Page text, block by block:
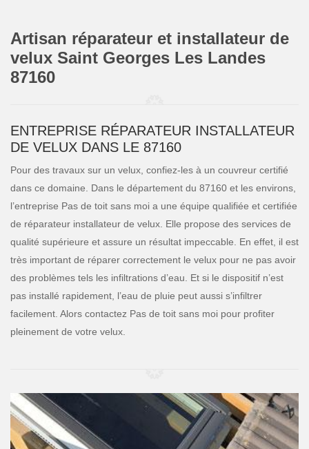
Artisan réparateur et installateur de
velux Saint Georges Les Landes
87160
ENTREPRISE RÉPARATEUR INSTALLATEUR
DE VELUX DANS LE 87160
Pour des travaux sur un velux, confiez-les à un couvreur certifié
dans ce domaine. Dans le département du 87160 et les environs,
l’entreprise Pas de toit sans moi a une équipe qualifiée et certifiée
de réparateur installateur de velux. Elle propose des services de
qualité supérieure et assure un résultat impeccable. En effet, il est
très important de réparer correctement le velux pour ne pas avoir
des problèmes tels les infiltrations d’eau. Et si le dispositif n’est
pas installé rapidement, l’eau de pluie peut aussi s’infiltrer
facilement. Alors contactez Pas de toit sans moi pour profiter
pleinement de votre velux.